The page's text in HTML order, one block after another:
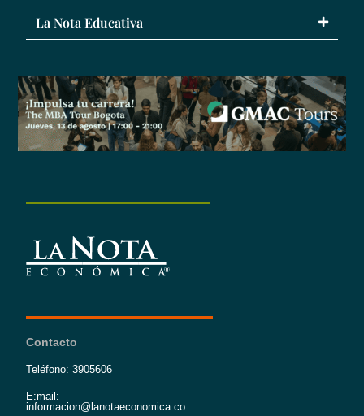
La Nota Educativa
Contacto
Teléfono: 3905606
E:mail:
informacion@lanotaeconomica.co